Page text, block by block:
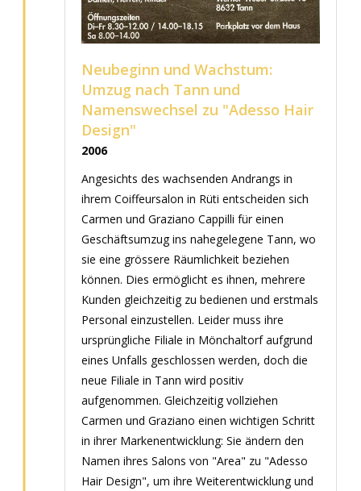
Neubeginn und Wachstum:
Umzug nach Tann und
Namenswechsel zu "Adesso Hair
Design"
2006
Angesichts des wachsenden Andrangs in
ihrem Coiffeursalon in Rüti entscheiden sich
Carmen und Graziano Cappilli für einen
Geschäftsumzug ins nahegelegene Tann, wo
sie eine grössere Räumlichkeit beziehen
können. Dies ermöglicht es ihnen, mehrere
Kunden gleichzeitig zu bedienen und erstmals
Personal einzustellen. Leider muss ihre
ursprüngliche Filiale in Mönchaltorf aufgrund
eines Unfalls geschlossen werden, doch die
neue Filiale in Tann wird positiv
aufgenommen. Gleichzeitig vollziehen
Carmen und Graziano einen wichtigen Schritt
in ihrer Markenentwicklung: Sie ändern den
Namen ihres Salons von "Area" zu "Adesso
Hair Design", um ihre Weiterentwicklung und